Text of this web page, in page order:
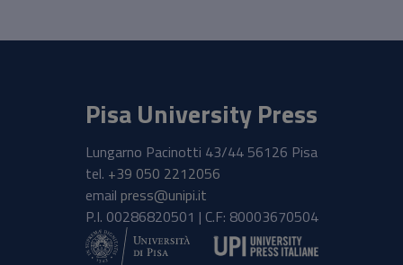
Pisa University Press
Lungarno Pacinotti 43/44 56126 Pisa
tel. +39 050 2212056
email press@unipi.it
P.I. 00286820501 | C.F: 80003670504